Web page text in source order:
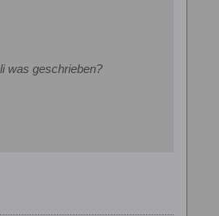
was geschrieben?